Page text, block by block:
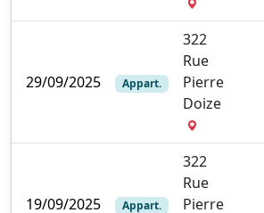
29/09/2025 Appart.
322
Rue
Pierre
Doize
19/09/2025 Appart.
322
Rue
Pierre